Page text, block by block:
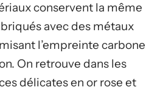
conservent la même
avec des métaux
l’empreinte carbone
On retrouve dans les
délicates en or rose et